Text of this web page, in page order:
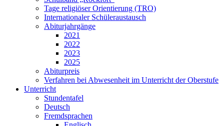
Tage religiöser Orientierung (TRO)
Internationaler Schüleraustausch
Abiturjahrgänge
2021
2022
2023
2025
Abiturpreis
Verfahren bei Abwesenheit im Unterricht der Oberstufe
Unterricht
Stundentafel
Deutsch
Fremdsprachen